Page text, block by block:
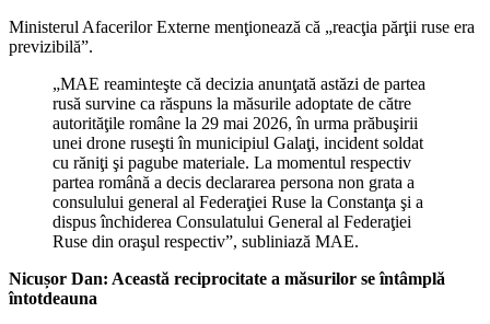
Ministerul Afacerilor Externe menţionează că „reacţia părţii ruse era
previzibilă”.
„MAE reaminteşte că decizia anunţată astăzi de partea
rusă survine ca răspuns la măsurile adoptate de către
autorităţile române la 29 mai 2026, în urma prăbuşirii
unei drone ruseşti în municipiul Galaţi, incident soldat
cu răniţi şi pagube materiale. La momentul respectiv
partea română a decis declararea persona non grata a
consulului general al Federaţiei Ruse la Constanţa şi a
dispus închiderea Consulatului General al Federaţiei
Ruse din oraşul respectiv”, subliniază MAE.
Nicușor Dan: Această reciprocitate a măsurilor se întâmplă
întotdeauna